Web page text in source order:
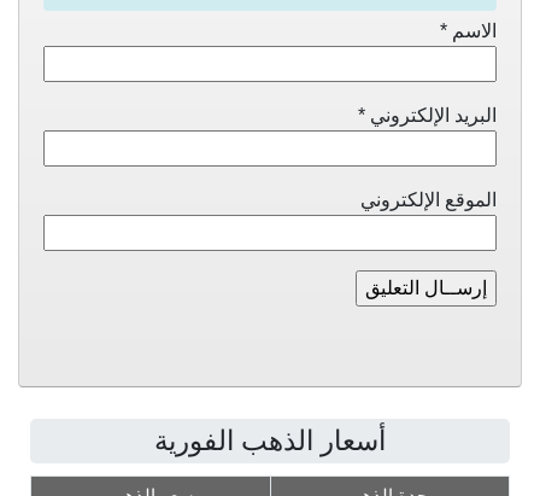
الاسم *
البريد الإلكتروني *
الموقع الإلكتروني
أسعار الذهب الفورية